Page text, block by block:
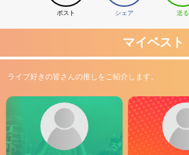
ポスト シェア 送る
マイベスト
ライブ好きの皆さんの推しをご紹介します。